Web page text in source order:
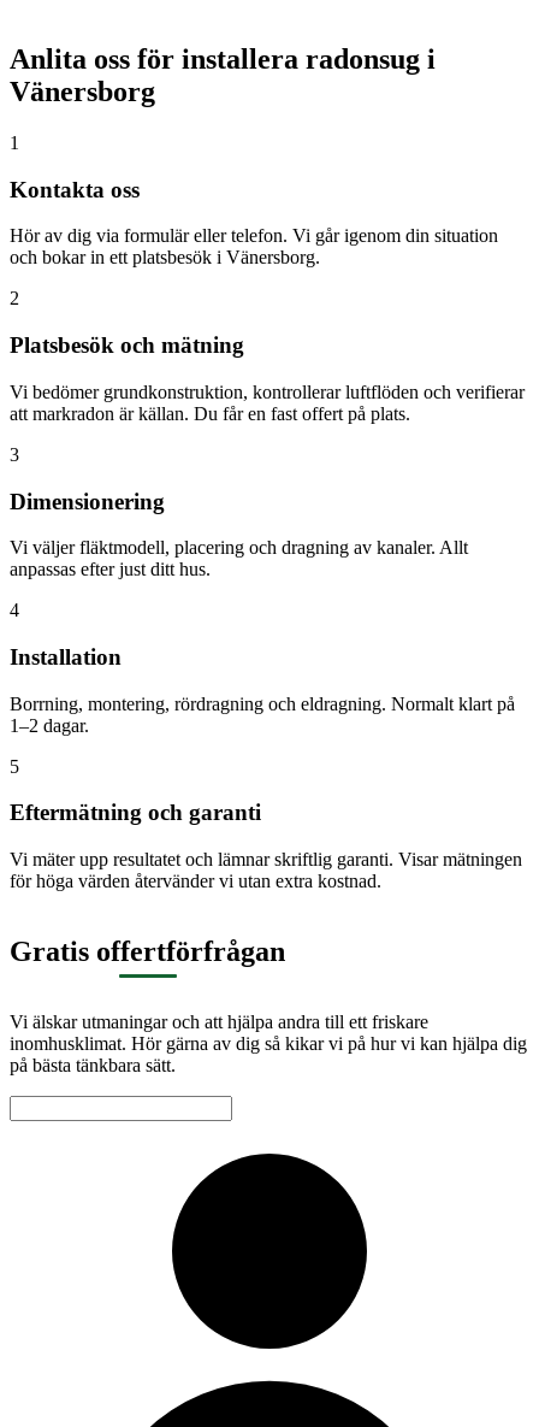
Anlita oss för installera radonsug i
Vänersborg
1
Kontakta oss
Hör av dig via formulär eller telefon. Vi går igenom din situation
och bokar in ett platsbesök i Vänersborg.
2
Platsbesök och mätning
Vi bedömer grundkonstruktion, kontrollerar luftflöden och verifierar
att markradon är källan. Du får en fast offert på plats.
3
Dimensionering
Vi väljer fläktmodell, placering och dragning av kanaler. Allt
anpassas efter just ditt hus.
4
Installation
Borrning, montering, rördragning och eldragning. Normalt klart på
1–2 dagar.
5
Eftermätning och garanti
Vi mäter upp resultatet och lämnar skriftlig garanti. Visar mätningen
för höga värden återvänder vi utan extra kostnad.
Gratis offertförfrågan
Vi älskar utmaningar och att hjälpa andra till ett friskare
inomhusklimat. Hör gärna av dig så kikar vi på hur vi kan hjälpa dig
på bästa tänkbara sätt.